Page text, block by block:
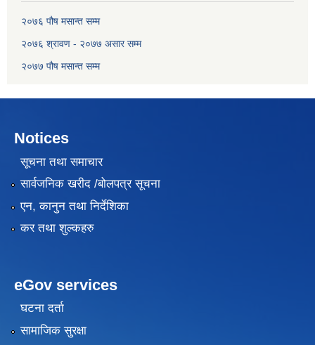
२०७६ पौष मसान्त सम्म
२०७६ श्रावण - २०७७ असार सम्म
२०७७ पौष मसान्त सम्म
Notices
सूचना तथा समाचार
सार्वजनिक खरीद /बोलपत्र सूचना
एन, कानुन तथा निर्देशिका
कर तथा शुल्कहरु
eGov services
घटना दर्ता
सामाजिक सुरक्षा